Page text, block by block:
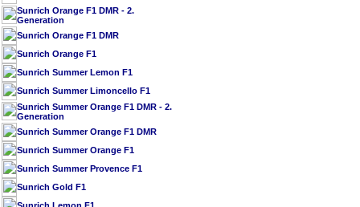
Sunrich Orange F1 DMR - 2.
Generation
Sunrich Orange F1 DMR
Sunrich Orange F1
Sunrich Summer Lemon F1
Sunrich Summer Limoncello F1
Sunrich Summer Orange F1 DMR - 2.
Generation
Sunrich Summer Orange F1 DMR
Sunrich Summer Orange F1
Sunrich Summer Provence F1
Sunrich Gold F1